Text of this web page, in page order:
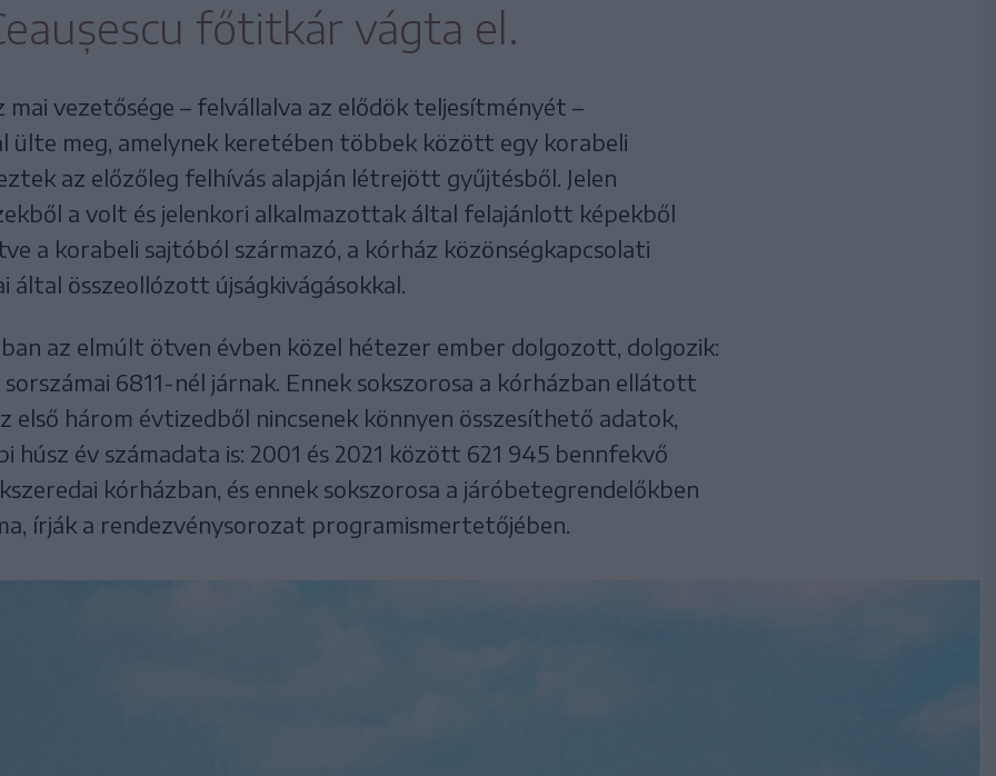
főtitkár vágta el.
vezetősége – felvállalva az elődök teljesítményét –
ülte meg, amelynek keretében többek között egy korabeli
az előzőleg felhívás alapján létrejött gyűjtésből. Jelen
a volt és jelenkori alkalmazottak által felajánlott képekből
a korabeli sajtóból származó, a kórház közönségkapcsolati
által összeollózott újságkivágásokkal.
az elmúlt ötven évben közel hétezer ember dolgozott, dolgozik:
6811-nél járnak. Ennek sokszorosa a kórházban ellátott
első három évtizedből nincsenek könnyen összesíthető adatok,
húsz év számadata is: 2001 és 2021 között 621 945 bennfekvő
kórházban, és ennek sokszorosa a járóbetegrendelőkben
írják a rendezvénysorozat programismertetőjében.